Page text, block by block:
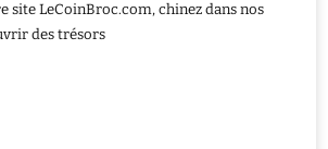
site LeCoinBroc.com, chinez dans nos
des trésors